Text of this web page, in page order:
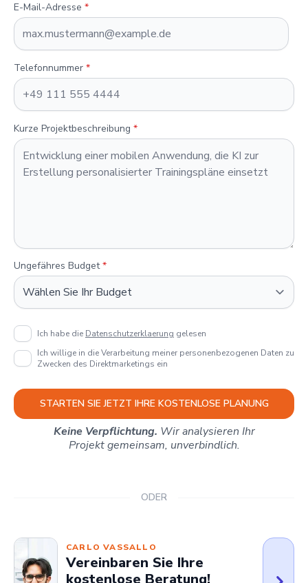
E-Mail-Adresse *
Telefonnummer *
Kurze Projektbeschreibung *
Ungefähres Budget *
Ich habe die Datenschutzerklaerung gelesen
Ich willige in die Verarbeitung meiner personenbezogenen Daten zu
Zwecken des Direktmarketings ein
STARTEN SIE JETZT IHRE KOSTENLOSE PLANUNG
Keine Verpflichtung. Wir analysieren Ihr
Projekt gemeinsam, unverbindlich.
ODER
CARLO VASSALLO
Vereinbaren Sie Ihre
kostenlose Beratung!